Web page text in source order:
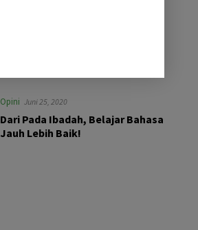
Opini Juni 25, 2020
Dari Pada Ibadah, Belajar Bahasa
Jauh Lebih Baik!